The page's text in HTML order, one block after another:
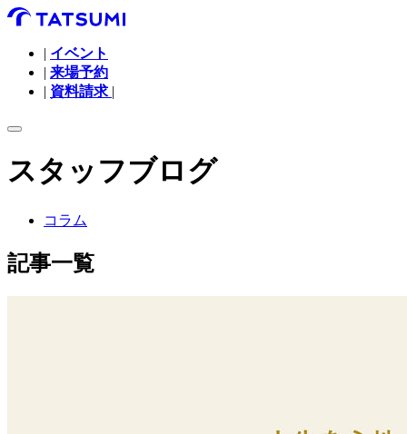
| イベント
| 来場予約
| 資料請求 |
スタッフブログ
コラム
記事一覧